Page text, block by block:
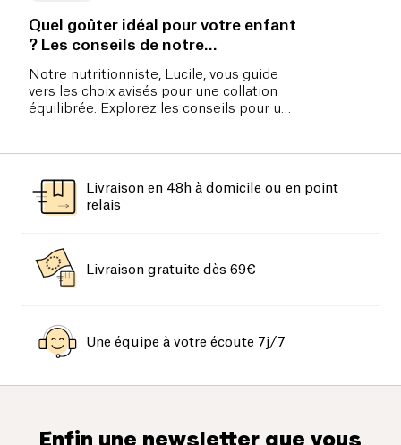
Quel goûter idéal pour votre enfant
? Les conseils de notre
Notre nutritionniste, Lucile, vous guide
vers les choix avisés pour une collation
équilibrée. Explorez les conseils pour un
Livraison en 48h à domicile ou en point
relais
Livraison gratuite dès 69€
Une équipe à votre écoute 7j/7
Enfin une newsletter que vous